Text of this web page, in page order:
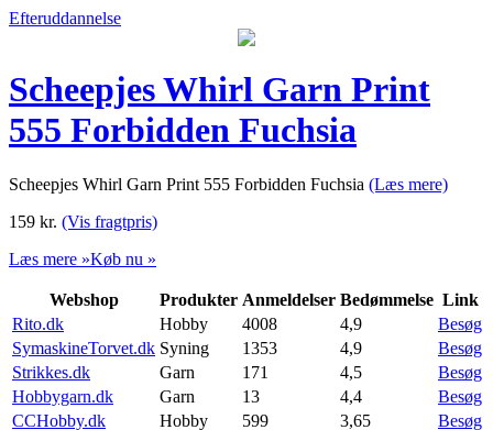
Efteruddannelse
Scheepjes Whirl Garn Print
555 Forbidden Fuchsia
Scheepjes Whirl Garn Print 555 Forbidden Fuchsia (Læs mere)
159 kr. (Vis fragtpris)
Læs mere »Køb nu »
Webshop Produkter Anmeldelser Bedømmelse Link
Rito.dk
Hobby 4008 4,9
Besøg
SymaskineTorvet.dk Syning 1353 4,9
Besøg
Strikkes.dk
Garn 171 4,5
Besøg
Hobbygarn.dk
Garn 13 4,4
Besøg
CCHobby.dk
Hobby 599 3,65
Besøg